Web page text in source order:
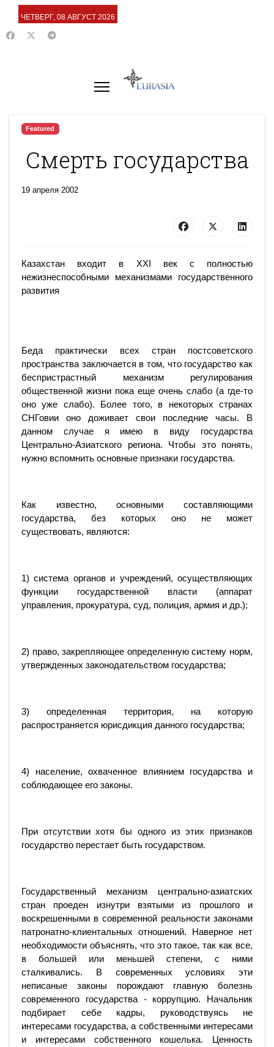
ЧЕТВЕРГ, 08 АВГУСТ 2026
Featured
Смерть государства
19 апреля 2002
Казахстан входит в ХХI век с полностью
нежизнеспособными механизмами государственного
развития
Беда практически всех стран постсоветского
пространства заключается в том, что государство как
беспристрастный механизм регулирования
общественной жизни пока еще очень слабо (а где-то
оно уже слабо). Более того, в некоторых странах
СНГовии оно доживает свои последние часы. В
данном случае я имею в виду государства
Центрально-Азиатского региона. Чтобы это понять,
нужно вспомнить основные признаки государства.
Как известно, основными составляющими
государства, без которых оно не может
существовать, являются:
1) система органов и учреждений, осуществляющих
функции государственной власти (аппарат
управления, прокуратура, суд, полиция, армия и др.);
2) право, закрепляющее определенную систему норм,
утвержденных законодательством государства;
3) определенная территория, на которую
распространяется юрисдикция данного государства;
4) население, охваченное влиянием государства и
соблюдающее его законы.
При отсутствии хотя бы одного из этих признаков
государство перестает быть государством.
Государственный механизм центрально-азиатских
стран проеден изнутри взятыми из прошлого и
воскрешенными в современной реальности законами
патронатно-клиентальных отношений. Наверное нет
необходимости объяснять, что это такое, так как все,
в большей или меньшей степени, с ними
сталкивались. В современных условиях эти
неписаные законы порождают главную болезнь
современного государства - коррупцию. Начальник
подбирает себе кадры, руководствуясь не
интересами государства, а собственными интересами
и интересами собственного кошелька. Ценность